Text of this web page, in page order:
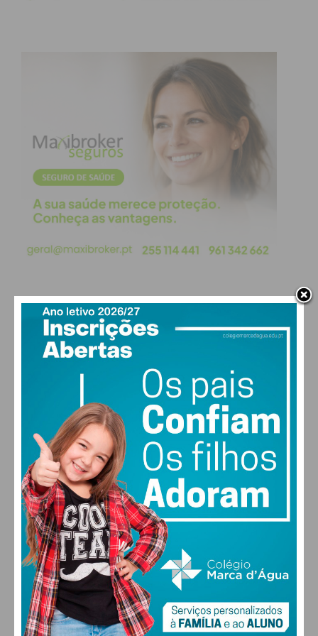
Subscreva a newsletter do
Imediato
Assine nossa newsletter por e-mail e
obtenha de forma regular a informação
condições
PAÇOS DE FERREIRA
16°
92% humidade
vento: 1m/s E
MAX 16 • MIN 16
28°
SÁB
27
DOM
28°
SEG
29 °
FARMACIAS DE SERVIÇO EM PAÇOS DE